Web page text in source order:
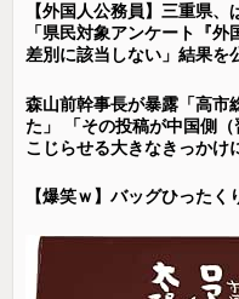
【外国人公務員】三重県
「県民対象アンケート『
差別に該当しない」結果を
森山前幹事長が暴露「高市
た」 「その投稿が中国側
こじらせる大きなきっかけ
【爆笑ｗ】バッグひった